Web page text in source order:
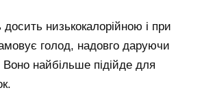
низькокалорійною і при
голод, надовго даруючи
Воно найбільше підійде для